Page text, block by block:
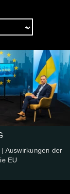
Auswirkungen der
EU